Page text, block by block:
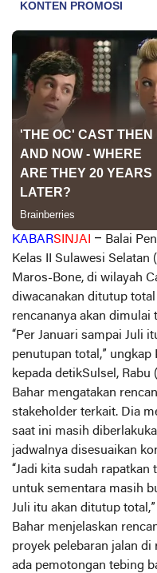
KABARSINJAI – Balai
Kelas II Sulawesi
Maros-Bone, di wilayah
diwacanakan ditutup
rencananya akan dimulai
“Per Januari sampai Juli
penutupan total,” ungkap
kepada detikSulsel, Rabu
Bahar mengatakan
stakeholder terkait. Dia
saat ini masih
jadwalnya disesuaikan
“Jadi kita sudah
untuk sementara masih
Juli itu akan ditutup
Bahar menjelaskan
proyek pelebaran jalan
ada pemotongan tebing